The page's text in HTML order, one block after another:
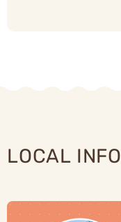
LOCAL INFO